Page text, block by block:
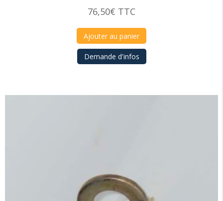
76,50€ TTC
Ajouter au panier
Demande d'infos